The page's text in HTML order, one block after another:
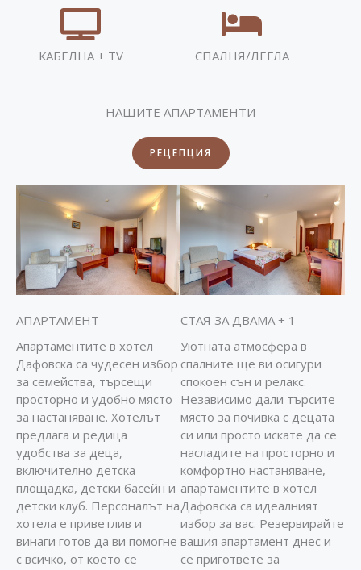
КАБЕЛНА + TV СПАЛНЯ/ЛЕГЛА
НАШИТЕ АПАРТАМЕНТИ
РЕЦЕПЦИЯ
АПАРТАМЕНТ
Апартаментите в хотел
Дафовска са чудесен избор
за семейства, търсещи
просторно и удобно място
за настаняване. Хотелът
предлага и редица
удобства за деца,
включително детска
площадка, детски басейн и
детски клуб. Персоналът на
хотела е приветлив и
винаги готов да ви помогне
с всичко, от което се
СТАЯ ЗА ДВАМА + 1
Уютната атмосфера в
спалните ще ви осигури
спокоен сън и релакс.
Независимо дали търсите
място за почивка с децата
си или просто искате да се
насладите на просторно и
комфортно настаняване,
апартаментите в хотел
Дафовска са идеалният
избор за вас. Резервирайте
вашия апартамент днес и
се пригответе за